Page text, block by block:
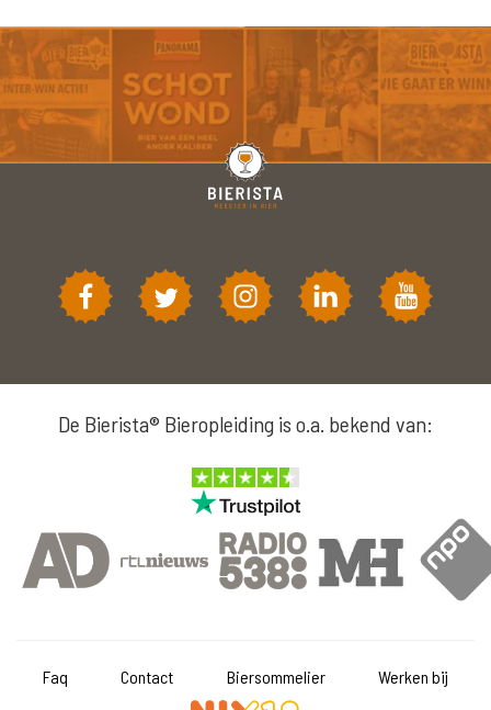
De Bierista® Bieropleiding is o.a. bekend van:
Faq Contact Biersommelier Werken bij